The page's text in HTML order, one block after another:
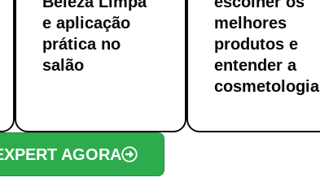
e aplicação
prática no
salão
melhores
produtos e
entender a
cosmetologia
AGORA